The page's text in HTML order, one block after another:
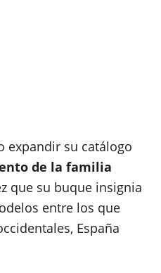
expandir su catálogo
de la familia
que su buque insignia
entre los que
España